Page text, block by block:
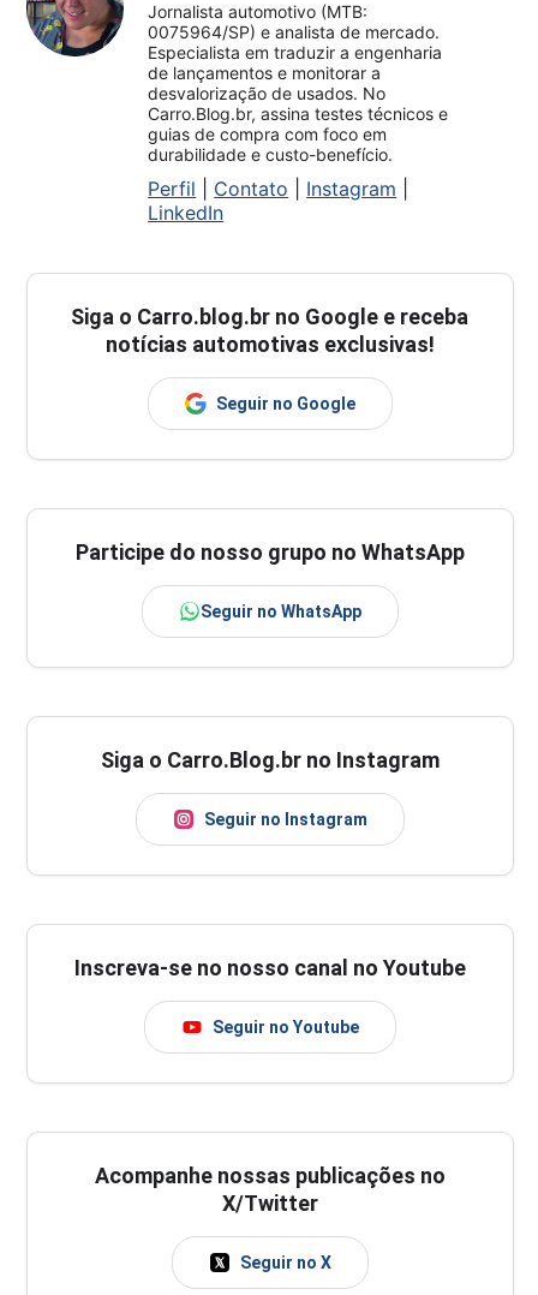
Jornalista automotivo (MTB:
0075964/SP) e analista de mercado.
Especialista em traduzir a engenharia
de lançamentos e monitorar a
desvalorização de usados. No
Carro.Blog.br, assina testes técnicos e
guias de compra com foco em
durabilidade e custo-benefício.
Perfil Contato Instagram
LinkedIn
Siga o Carro.blog.br no Google e receba
notícias automotivas exclusivas!
Seguir no Google
Participe do nosso grupo no WhatsApp
Seguir no WhatsApp
Siga o Carro.Blog.br no Instagram
Seguir no Instagram
Inscreva-se no nosso canal no Youtube
Seguir no Youtube
Acompanhe nossas publicações no
X/Twitter
Seguir no X